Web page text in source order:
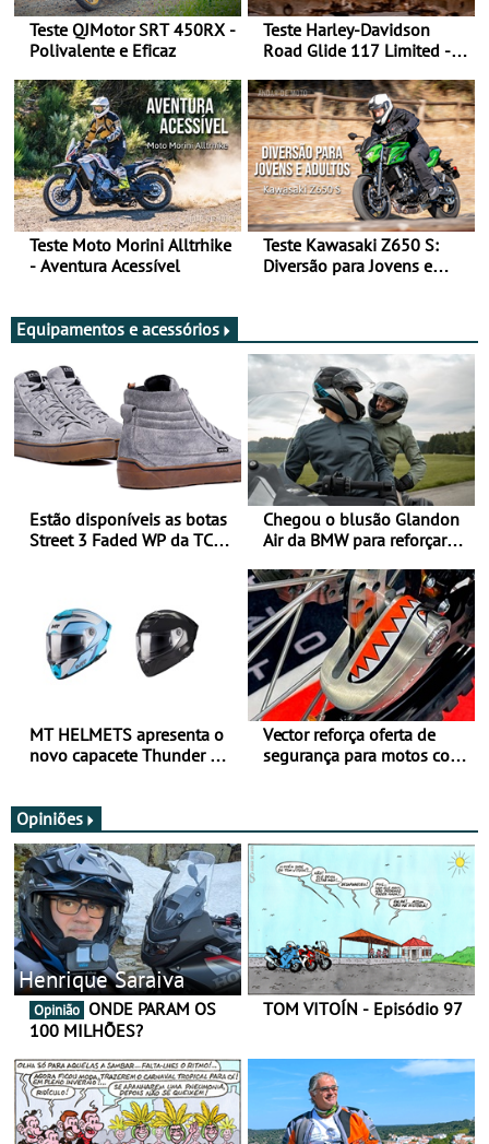
Teste QJMotor SRT 450RX -
Polivalente e Eficaz
Teste Harley-Davidson
Road Glide 117 Limited - A
Teste Moto Morini Alltrhike
- Aventura Acessível
Teste Kawasaki Z650 S:
Diversão para Jovens e
Equipamentos e acessórios
Estão disponíveis as botas
Street 3 Faded WP da TCX
Chegou o blusão Glandon
Air da BMW para reforçar
verão
MT HELMETS apresenta o
novo capacete Thunder 4 R
Vector reforça oferta de
segurança para motos com
Opiniões
Henrique Saraiva
Opinião
100 MILHÕES?
TOM VITOÍN - Episódio 97